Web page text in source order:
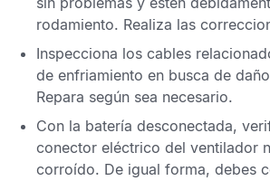
rodamiento. Realiza las
Inspecciona los cables
de enfriamiento en busca de
Repara según sea necesario.
Con la batería desconectada,
conector eléctrico del ventilador
corroído. De igual forma, debes